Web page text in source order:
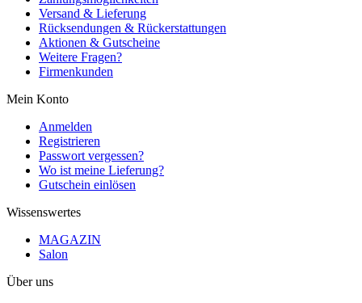
Versand & Lieferung
Rücksendungen & Rückerstattungen
Aktionen & Gutscheine
Weitere Fragen?
Firmenkunden
Mein Konto
Anmelden
Registrieren
Passwort vergessen?
Wo ist meine Lieferung?
Gutschein einlösen
Wissenswertes
MAGAZIN
Salon
Über uns